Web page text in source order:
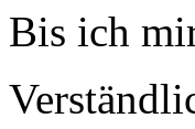
Bis ich